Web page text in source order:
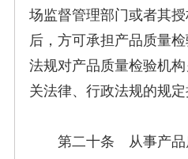
场监督管理部门或者其
后，方可承担产品质量
法规对产品质量检验机
关法律、行政法规的规定
第二十条 从事产品